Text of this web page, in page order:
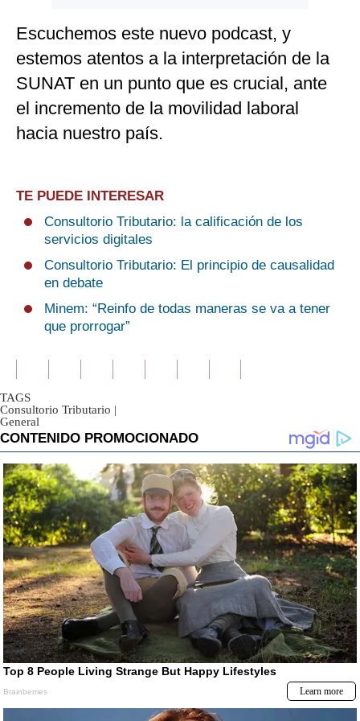
Escuchemos este nuevo podcast, y
estemos atentos a la interpretación de la
SUNAT en un punto que es crucial, ante
el incremento de la movilidad laboral
hacia nuestro país.
TE PUEDE INTERESAR
Consultorio Tributario: la calificación de los
servicios digitales
Consultorio Tributario: El principio de causalidad
en debate
Minem: “Reinfo de todas maneras se va a tener
que prorrogar”
TAGS
Consultorio Tributario |
General